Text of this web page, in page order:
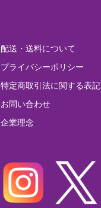
配送・送料について
プライバシーポリシー
特定商取引法に関する表記
お問い合わせ
企業理念